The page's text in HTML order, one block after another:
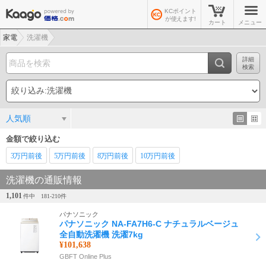
KCポイント
が使えます!
カート メニュー
家電 洗濯機
詳細
検索
人気順
金額で絞り込む
3万円前後 5万円前後 8万円前後 10万円前後
洗濯機の通販情報
1,101件中 181-210件
パナソニック
パナソニック NA-FA7H6-C ナチュラルベージュ
全自動洗濯機 洗濯7kg
¥101,638
GBFT Online Plus